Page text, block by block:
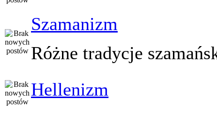
Szamanizm
Różne tradycje
Hellenizm